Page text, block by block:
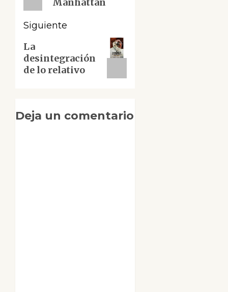
Siguiente
Siguiente
entrada:
La
desintegración
de lo relativo
Deja un comentario